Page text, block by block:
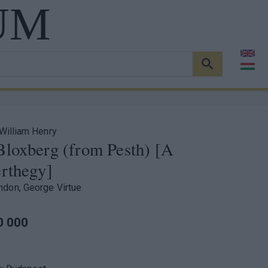
KERESÉS
Henry
(from Pesth) [A
George Virtue
000